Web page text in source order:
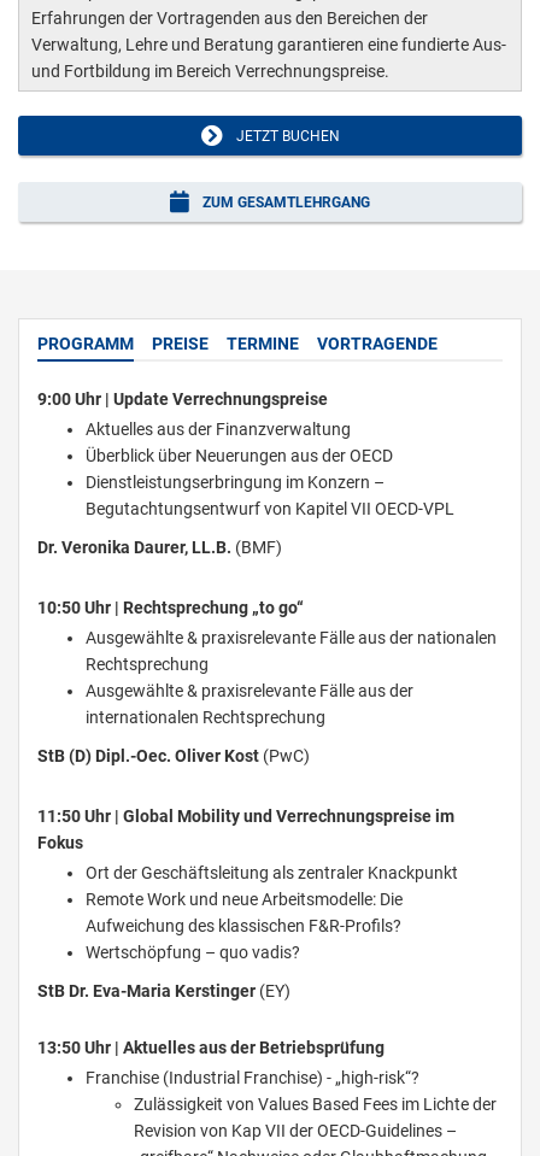
Erfahrungen der Vortragenden aus den Bereichen der
Verwaltung, Lehre und Beratung garantieren eine fundierte Aus-
und Fortbildung im Bereich Verrechnungspreise.
JETZT BUCHEN
ZUM GESAMTLEHRGANG
PROGRAMM PREISE TERMINE VORTRAGENDE
9:00 Uhr | Update Verrechnungspreise
Aktuelles aus der Finanzverwaltung
Überblick über Neuerungen aus der OECD
Dienstleistungserbringung im Konzern –
Begutachtungsentwurf von Kapitel VII OECD-VPL
Dr. Veronika Daurer, LL.B. (BMF)
10:50 Uhr | Rechtsprechung „to go“
Ausgewählte & praxisrelevante Fälle aus der nationalen
Rechtsprechung
Ausgewählte & praxisrelevante Fälle aus der
internationalen Rechtsprechung
StB (D) Dipl.-Oec. Oliver Kost (PwC)
11:50 Uhr | Global Mobility und Verrechnungspreise im
Fokus
Ort der Geschäftsleitung als zentraler Knackpunkt
Remote Work und neue Arbeitsmodelle: Die
Aufweichung des klassischen F&R-Profils?
Wertschöpfung – quo vadis?
StB Dr. Eva-Maria Kerstinger (EY)
13:50 Uhr | Aktuelles aus der Betriebsprüfung
Franchise (Industrial Franchise) - „high-risk“?
Zulässigkeit von Values Based Fees im Lichte der
Revision von Kap VII der OECD-Guidelines –